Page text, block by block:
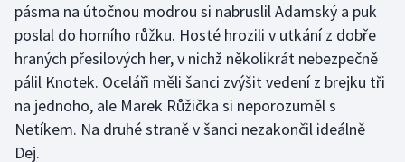
Volejbal
Ostatní
pásma na útočnou modrou si nabruslil Adamský a puk
poslal do horního růžku. Hosté hrozili v utkání z dobře
hraných přesilových her, v nichž několikrát nebezpečně
pálil Knotek. Oceláři měli šanci zvýšit vedení z brejku tři
na jednoho, ale Marek Růžička si neporozuměl s
Netíkem. Na druhé straně v šanci nezakončil ideálně
Dej.